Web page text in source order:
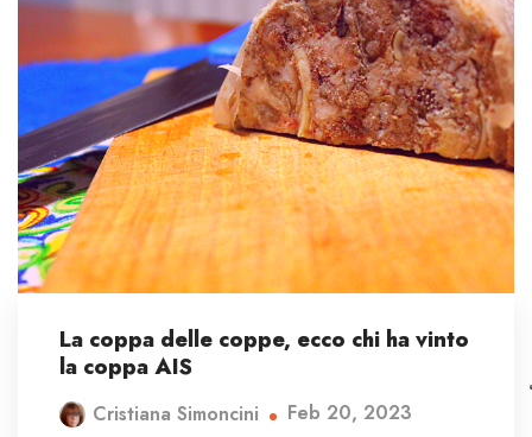
La coppa delle coppe, ecco chi ha vinto
la coppa AIS
Cristiana Simoncini Feb 20, 2023